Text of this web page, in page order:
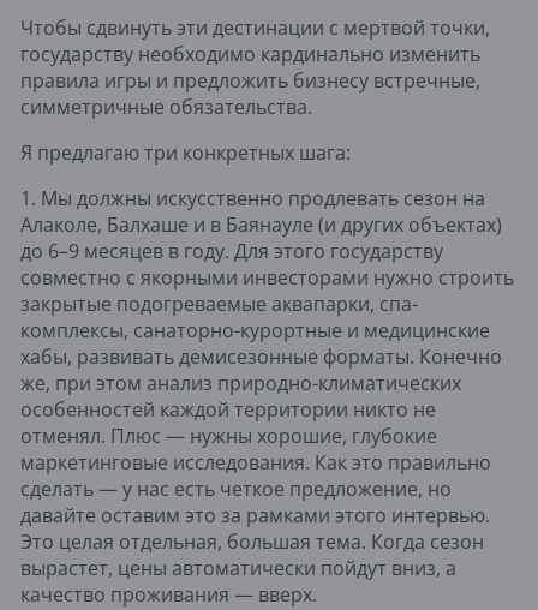
Чтобы сдвинуть эти дестинации с мертвой точки,
государству необходимо кардинально изменить
правила игры и предложить бизнесу встречные,
симметричные обязательства.
Я предлагаю три конкретных шага:
1. Мы должны искусственно продлевать сезон на
Алаколе, Балхаше и в Баянауле (и других объектах)
до 6–9 месяцев в году. Для этого государству
совместно с якорными инвесторами нужно строить
закрытые подогреваемые аквапарки, спа-
комплексы, санаторно-курортные и медицинские
хабы, развивать демисезонные форматы. Конечно
же, при этом анализ природно-климатических
особенностей каждой территории никто не
отменял. Плюс — нужны хорошие, глубокие
маркетинговые исследования. Как это правильно
сделать — у нас есть четкое предложение, но
давайте оставим это за рамками этого интервью.
Это целая отдельная, большая тема. Когда сезон
вырастет, цены автоматически пойдут вниз, а
качество проживания — вверх.